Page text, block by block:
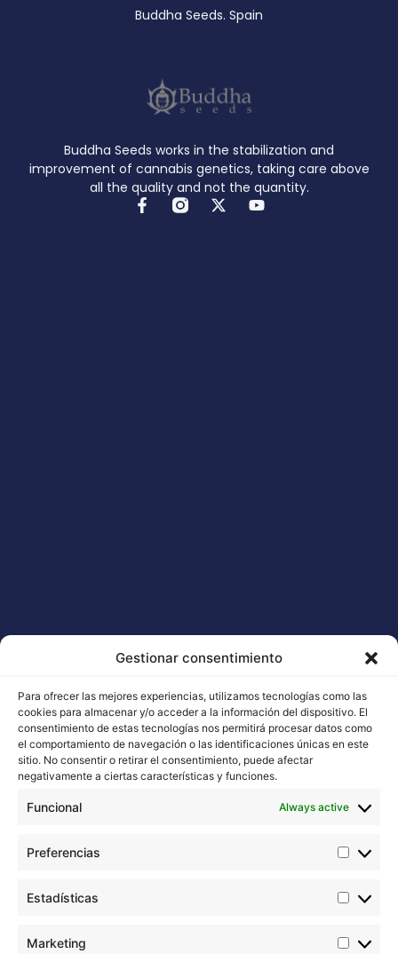
Gestionar consentimiento
Para ofrecer las mejores experiencias, utilizamos tecnologías como las
cookies para almacenar y/o acceder a la información del dispositivo. El
consentimiento de estas tecnologías nos permitirá procesar datos como
el comportamiento de navegación o las identificaciones únicas en este
sitio. No consentir o retirar el consentimiento, puede afectar
negativamente a ciertas características y funciones.
Funcional Always active
Preferencias
Estadísticas
Marketing
Buddha Seeds works in the stabilization and
improvement of cannabis genetics, taking care above
all the quality and not the quantity.
Buddha Seeds. Spain